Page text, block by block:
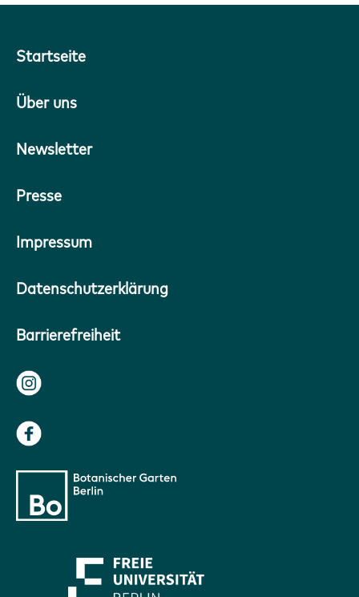
Startseite
Über uns
Newsletter
Presse
Impressum
Datenschutzerklärung
Barrierefreiheit